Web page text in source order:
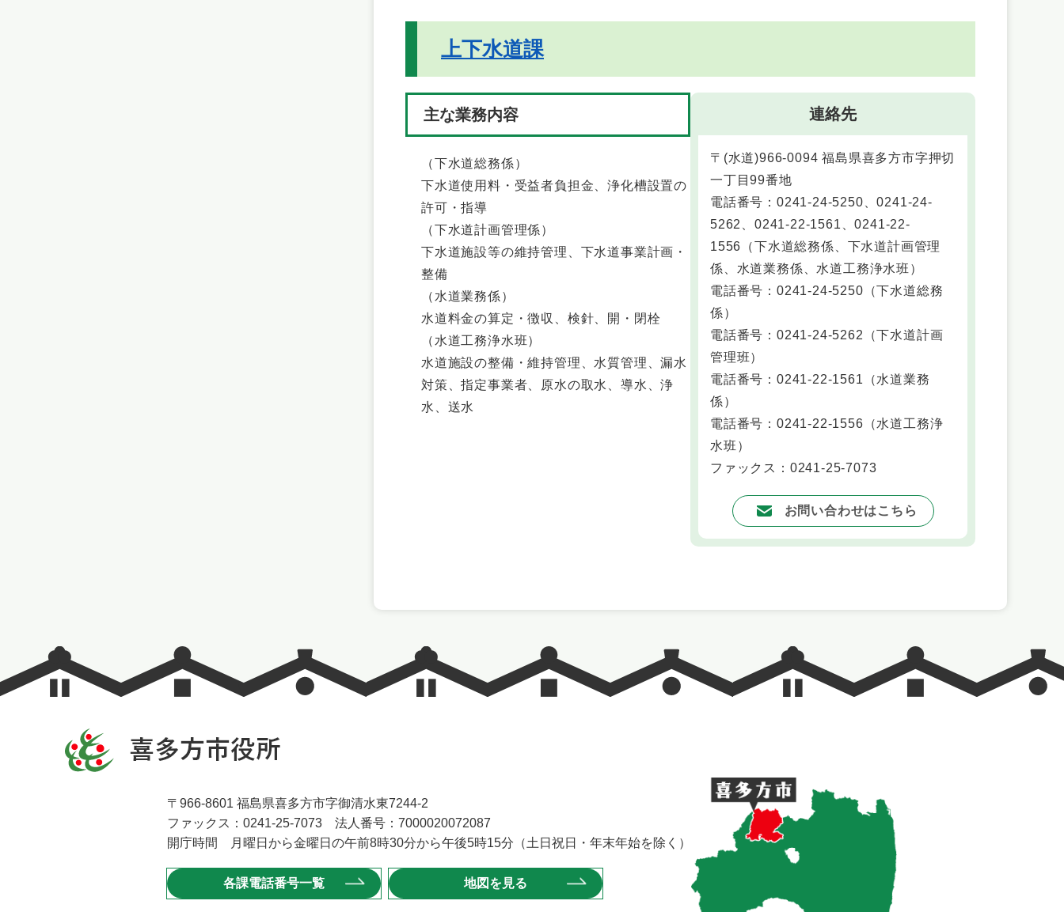
上下水道課
主な業務内容
（下水道総務係）
下水道使用料・受益者負担金、浄化槽設置の
許可・指導
（下水道計画管理係）
下水道施設等の維持管理、下水道事業計画・
整備
（水道業務係）
水道料金の算定・徴収、検針、開・閉栓
（水道工務浄水班）
水道施設の整備・維持管理、水質管理、漏水
対策、指定事業者、原水の取水、導水、浄
水、送水
連絡先
〒(水道)966-0094 福島県喜多方市字押切
一丁目99番地
電話番号：0241-24-5250、0241-24-
5262、0241-22-1561、0241-22-
1556 （下水道総務係、下水道計画管理
係、水道業務係、水道工務浄水班 ）
電話番号：0241-24-5250 （下水道総務
係）
電話番号：0241-24-5262 （下水道計画
管理班）
電話番号：0241-22-1561 （水道業務
係）
電話番号：0241-22-1556 （水道工務浄
水班 ）
ファックス：0241-25-7073
お問い合わせはこちら
〒966-8601 福島県喜多方市字御清水東7244-2
ファックス：0241-25-7073 法人番号：7000020072087
開庁時間 月曜日から金曜日の午前8時30分から午後5時15分（土日祝日・年末年始を除く）
各課電話番号一覧 地図を見る